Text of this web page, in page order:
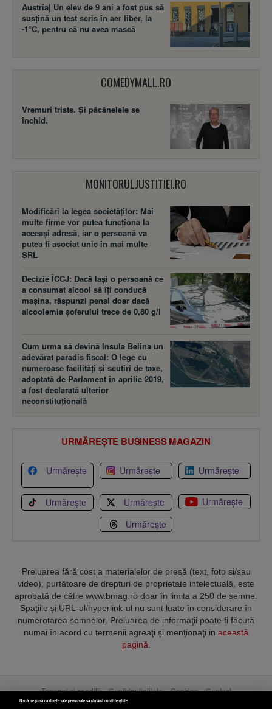
Austria| Un elev de 9 ani a fost pus să
susţină un test scris în aer liber, la
-1°C, pentru că nu avea mască
COMEDYMALL.RO
Vremuri triste. Şi păcănelele se
închid.
MONITORULJUSTITIEI.RO
Modificări la legea societăţilor: Mai
multe firme vor putea funcţiona la
aceeaşi adresă, iar o persoană va
putea fi asociat unic în mai multe
SRL
Decizie ÎCCJ: Dacă laşi o persoană ce
a consumat alcool să îţi conducă
maşina, răspunzi penal doar dacă
alcoolemia şoferului trece de 0,80 g/l
Cum urma să devină Insula Belina un
adevărat paradis fiscal: O lege cu
numeroase facilităţi şi scutiri de taxe,
adoptată de Parlament în aprilie 2019,
a fost declarată ulterior
neconstituţională
URMĂREȘTE BUSINESS MAGAZIN
Urmărește Urmărește Urmărește
Urmărește Urmărește
Urmărește
Urmărește
Preluarea fără cost a materialelor de presă (text, foto si/sau
video), purtătoare de drepturi de proprietate intelectuală, este
aprobată de către www.bmag.ro doar în limita a 250 de semne.
Spaţiile şi URL-ul/hyperlink-ul nu sunt luate în considerare în
numerotarea semnelor. Preluarea de informaţii poate fi făcută
numai în acord cu termenii agreaţi şi menţionaţi in această
pagină
Termeni și condiții Confidențialitate Cookies Contact
Nouă ne pasă ca datele tale personale să rămână confidențiale